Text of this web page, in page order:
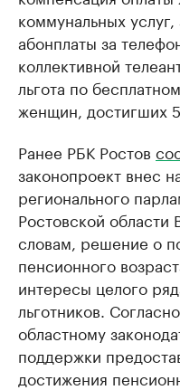
коммунальных
абонплаты за
коллективной
льгота по
женщин, достигших
Ранее РБК Ростов
законопроект внес
регионального
Ростовской области
словам, решение о
пенсионного
интересы целого
льготников.
областному
поддержки
достижения